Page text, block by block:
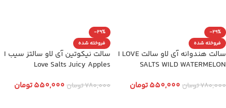
-29%
فروخته شده
سالت هندوانه آی لاو سالت I LOVE
SALTS WILD WATERMELON
780,000تومان 550,000تومان
-29%
فروخته شده
سالت نیکوتین آی لاو سالتز سیب I
Love Salts Juicy Apples
780,000تومان 550,000تومان